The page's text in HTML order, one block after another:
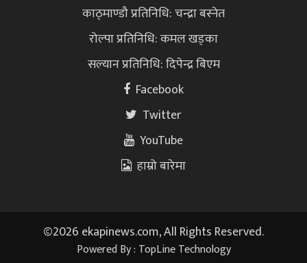
काठ्माण्डौ प्रतिनिधि: चन्द्रा बस्नेत
रोल्पा प्रतिनिधि: कमल खड्का
सल्यान प्रतिनिधि: दिपेन्द्र बिएम
Facebook
Twitter
YouTube
हाम्रो बारेमा
©2026 ekapinews.com, All Rights Reserved.
Powered By : TopLine Technology